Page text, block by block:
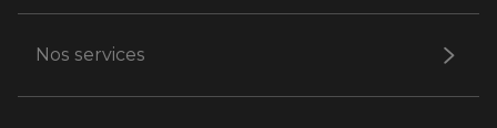
Nos services